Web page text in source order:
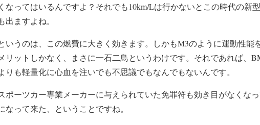
なってはいるんですよ？それでも10km/Lは行かないとこの時代の新
ますよね。
いうのは、この燃費に大きく効きます。しかもM3のように運動性能
リットしかなく、まさに一石二鳥というわけです。それであれば、
りも軽量化に心血を注いでも不思議でもなんでもないんです。
ポーツカー専業メーカーに与えられていた免罪符も効き目がなくな
なって来た、ということですね。